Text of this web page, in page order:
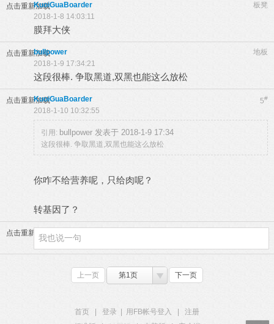
点击重新加载 板凳
KuoiGuaBoarder
2018-1-8 14:03:11
膜拜大侠
点击重新加载 地板
bullpower
2018-1-9 17:34:21
这段很棒. 争取黑道,双黑也能这么放松
点击重新加载 5#
KuoiGuaBoarder
2018-1-10 10:32:55
引用: bullpower 发表于 2018-1-9 17:34
这段很棒. 争取黑道,双黑也能这么放松
你咋不给营养呢，只给肉呢？
转基因了？
点击重新加载
上一页 第1页 下一页
首页 登录 用FB帐号登入
注册